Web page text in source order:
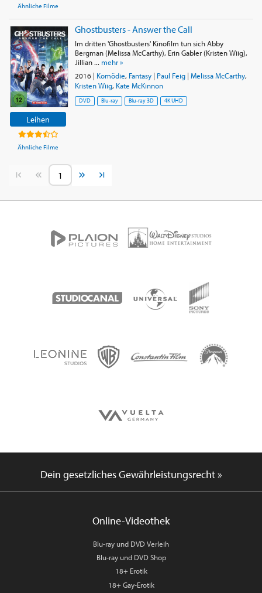
Ähnliche Filme
Leihen
Ähnliche Filme
Ghostbusters - Answer the Call
Im dritten 'Ghostbusters' Kinofilm tun sich Abby
Bergman (Melissa McCarthy), Erin Gabler (Kristen Wiig),
Jillian ... mehr »
2016| Komödie, Fantasy| Paul Feig| Melissa McCarthy,
Kristen Wiig, Kate McKinnon
DVD Blu-ray Blu-ray 3D 4K UHD
Vorherige SeiteNächste Seite
Dein gesetzliches Gewährleistungsrecht »
Online-Videothek
Blu-ray und DVD Verleih
Blu-ray und DVD Shop
18+ Erotik
18+ Gay-Erotik